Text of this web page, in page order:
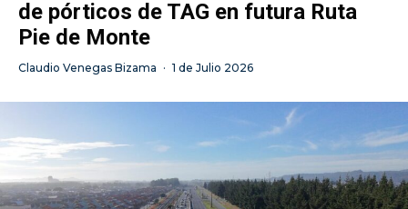
de pórticos de TAG en futura Ruta
Pie de Monte
Claudio Venegas Bizama · 1 de Julio 2026